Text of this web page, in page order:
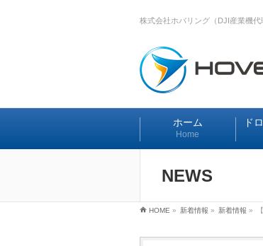
株式会社ホバリング（DJI産業機
ホーム
Home
ド
NEWS
HOME » 新着情報 » 新着情報 »